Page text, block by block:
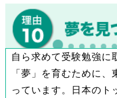
自ら求めて受験勉強に
「夢」を育むために
っています。日本のト